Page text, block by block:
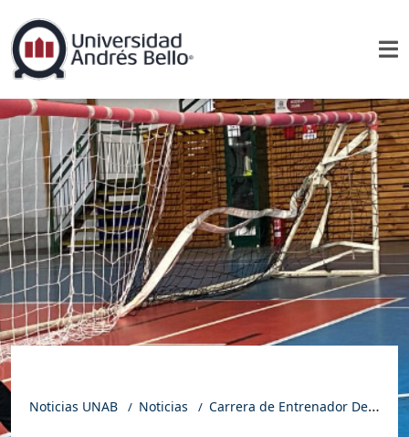
Noticias UNAB Noticias Carrera de Entrenador Deportivo une experiencias y aprendizajes a través del Goalball